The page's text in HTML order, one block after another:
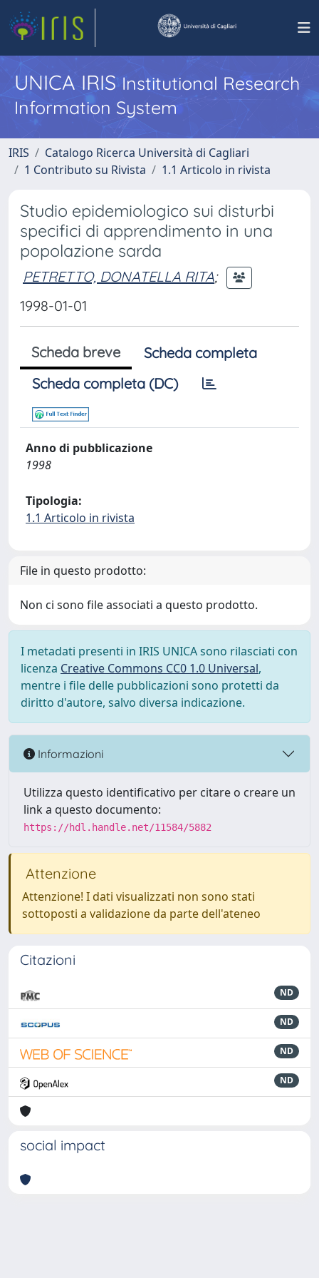
UNICA IRISInstitutional Research
Information System
IRIS
Catalogo Ricerca Università di Cagliari
1 Contributo su Rivista
1.1 Articolo in rivista
Studio epidemiologico sui disturbi
specifici di apprendimento in una
popolazione sarda
PETRETTO, DONATELLA RITA;
1998-01-01
Scheda breve
Scheda completa
Scheda completa (DC)
Anno di pubblicazione
1998
Tipologia:
1.1 Articolo in rivista
File in questo prodotto:
Non ci sono file associati a questo prodotto.
I metadati presenti in IRIS UNICA sono rilasciati con
licenza Creative Commons CC0 1.0 Universal,
mentre i file delle pubblicazioni sono protetti da
diritto d'autore, salvo diversa indicazione.
Informazioni
Utilizza questo identificativo per citare o creare un
link a questo documento:
https://hdl.handle.net/11584/5882
Attenzione
Attenzione! I dati visualizzati non sono stati
sottoposti a validazione da parte dell'ateneo
Citazioni
ND
ND
ND
ND
social impact